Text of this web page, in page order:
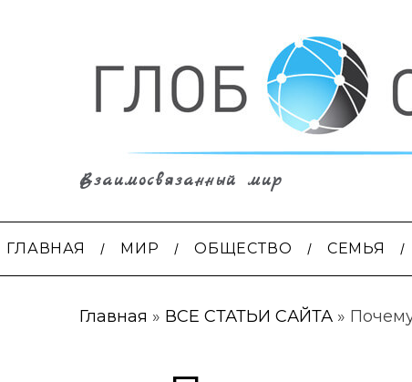
Взаимосвязанный мир
ГЛАВНАЯ МИР ОБЩЕСТВО СЕМЬЯ
Главная » ВСЕ СТАТЬИ САЙТА »